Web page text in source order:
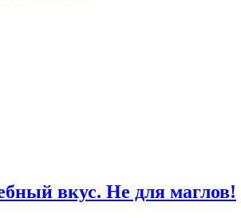
вкус. Не для маглов!